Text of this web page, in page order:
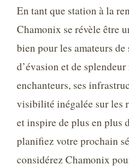
En tant que station à la
Chamonix se révèle être
bien pour les amateurs
d’évasion et de
enchanteurs, ses
visibilité inégalée sur les
et inspire de plus en plus
planifiez votre prochain
considérez Chamonix